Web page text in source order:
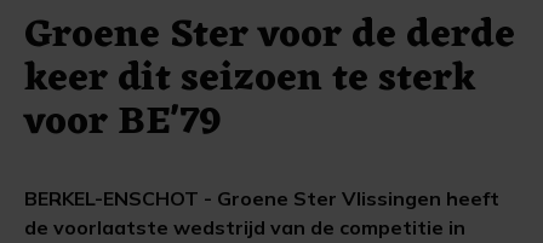
Groene Ster voor de derde
keer dit seizoen te sterk
voor BE'79
BERKEL-ENSCHOT - Groene Ster Vlissingen heeft
de voorlaatste wedstrijd van de competitie in